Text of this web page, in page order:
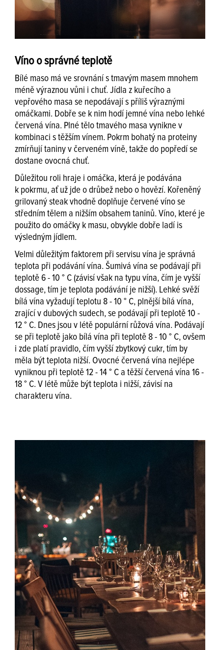
Víno o správné teplotě
Bílé maso má ve srovnání s tmavým masem mnohem
méně výraznou vůni i chuť. Jídla z kuřecího a
vepřového masa se nepodávají s příliš výraznými
omáčkami. Dobře se k nim hodí jemné vína nebo lehké
červená vína. Plné tělo tmavého masa vynikne v
kombinaci s těžším vínem. Pokrm bohatý na proteiny
zmírňují taniny v červeném víně, takže do popředí se
dostane ovocná chuť.
Důležitou roli hraje i omáčka, která je podávána
k pokrmu, ať už jde o drůbež nebo o hovězí. Kořeněný
grilovaný steak vhodně doplňuje červené víno se
středním tělem a nižším obsahem taninů. Víno, které je
použito do omáčky k masu, obvykle dobře ladí is
výsledným jídlem.
Velmi důležitým faktorem při servisu vína je správná
teplota při podávání vína. Šumivá vína se podávají při
teplotě 6 - 10 ° C (závisí však na typu vína, čím je vyšší
dossage, tím je teplota podávání je nižší). Lehké svěží
bílá vína vyžadují teplotu 8 - 10 ° C, plnější bílá vína,
zrající v dubových sudech, se podávají při teplotě 10 -
12 ° C. Dnes jsou v létě populární růžová vína. Podávají
se při teplotě jako bílá vína při teplotě 8 - 10 ° C, ovšem
i zde platí pravidlo, čím vyšší zbytkový cukr, tím by
měla být teplota nižší. Ovocné červená vína nejlépe
vyniknou při teplotě 12 - 14 ° C a těžší červená vína 16 -
18 ° C. V létě může být teplota i nižší, závisí na
charakteru vína.